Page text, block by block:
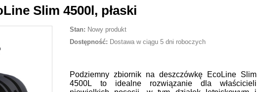
Slim 4500l, płaski
Stan: Nowy produkt
Dostępność: Dostawa w ciągu 5 dni roboczych
Podziemny zbiornik na deszczówkę EcoLine Slim
4500L to idealne rozwiązanie dla właścicieli